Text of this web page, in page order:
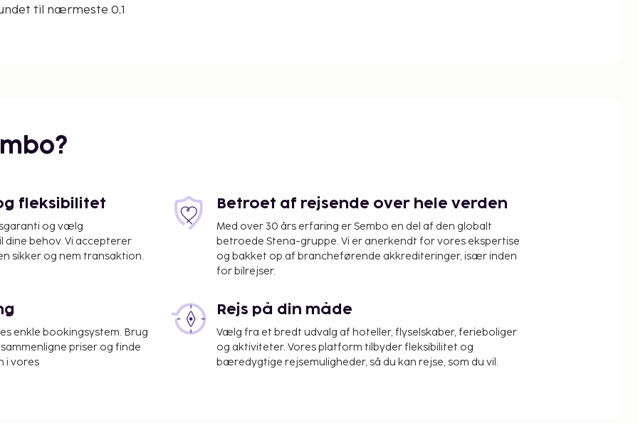
til nærmeste 0,1
Rai International)
vaskeri og et
er til rådighed på
pool, eller gør
fleksibilitet
og vælg
dine behov. Vi accepterer
sikker og nem transaktion.
Betroet af rejsende over hele verden
Med over 30 års erfaring er Sembo en del af den globalt
betroede Stena-gruppe. Vi er anerkendt for vores ekspertise
og bakket op af brancheførende akkrediteringer, især inden
for bilrejser.
enkle bookingsystem. Brug
priser og finde
i vores
Rejs på din måde
Vælg fra et bredt udvalg af hoteller, flyselskaber, ferieboliger
og aktiviteter. Vores platform tilbyder fleksibilitet og
bæredygtige rejsemuligheder, så du kan rejse, som du vil.